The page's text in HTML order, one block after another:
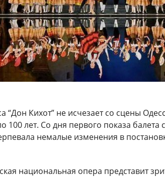
“Дон Кихот” не исчезает со сцены
100 лет. Со дня первого показа балета
немалые изменения в
национальная опера представит